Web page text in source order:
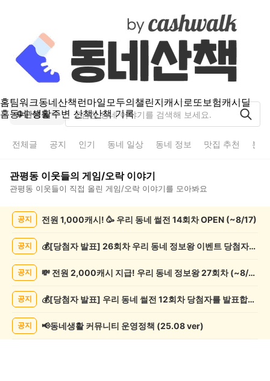
홈팀워크동네산책런마일모두의챌린지캐시로또보험캐시딜
홈동네 생활주변 산책산책 기록
관평동
전체글 공지 인기 동네 일상 동네 정보 맛집 추천 분
관평동 이웃들의 게임/오락이야기
관평동 이웃들이 직접 올린 게임/오락 이야기를 모아봐요
록
공지 전원 1,000캐시! 🥳 우리 동네 썰전 14회차 OPEN (~8/17)
공지 💰[당첨자 발표] 26회차 우리 동네 정보왕 이벤트 당첨자를 발표합니다!
공지 💸 전원 2,000캐시 지급! 우리 동네 정보왕 27회차 (~8/10)
공지 💰[당첨자 발표] 우리 동네 썰전 12회차 당첨자를 발표합니다!
공지 📢동네생활 커뮤니티 운영정책 (25.08 ver)